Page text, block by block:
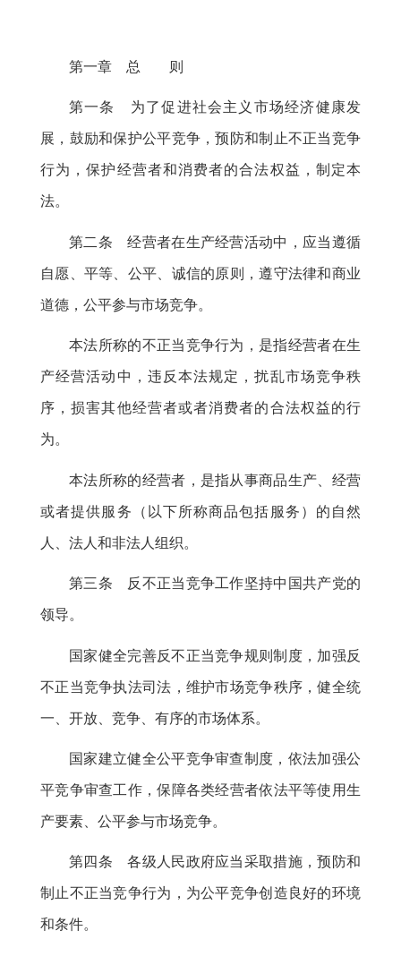
第一章 总 则
第一条 为了促进社会主义市场经济健康发
展 ， 鼓励和保护公平竞争，预防和制止不正当竞争
行为 ，保护经营者和消费者的合法权益，制定本
法。
第二条 经营者在生产经营活动中 ， 应当遵循
自愿、平等、公平、诚信的原则，遵守法律和商业
道德 ， 公平参与市场竞争。
本法所称的不正当竞争行为 ， 是指经营者在生
产经营活动中，违反本法规定 ，扰乱市场竞争秩
序，损害其他经营者或者消费者的合法权益的行
为。
本法所称的经营者 ， 是指从事商品生产、经营
或者提供服务（以下所称商品包括服务）的自然
人、法人和非法人组织。
第三条 反不正当竞争工作坚持中国共产党的
领导。
国家健全完善反不正当竞争规则制度 ， 加强反
不正当竞争执法司法，维护市场竞争秩序 ，健全统
一、开放、竞争、有序的市场体系。
国家建立健全公平竞争审查制度 ， 依法加强公
平竞争审查工作，保障各类经营者依法平等使用生
产要素、公平参与市场竞争。
第四条 各级人民政府应当采取措施 ，预防和
制止不正当竞争行为，为公平竞争创造良好的环境
和条件。